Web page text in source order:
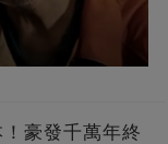
豪發千萬年終